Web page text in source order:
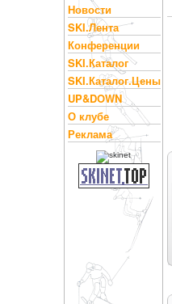
Новости
SKI.Лента
Конференции
SKI.Каталог
SKI.Каталог.Цены
UP&DOWN
О клубе
Реклама